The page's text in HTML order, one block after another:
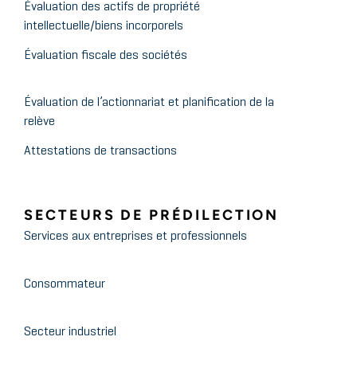
Évaluation des actifs de propriété
intellectuelle/biens incorporels
Évaluation fiscale des sociétés
Évaluation de l’actionnariat et planification de la
relève
Attestations de transactions
SECTEURS DE PRÉDILECTION
Services aux entreprises et professionnels
Consommateur
Secteur industriel